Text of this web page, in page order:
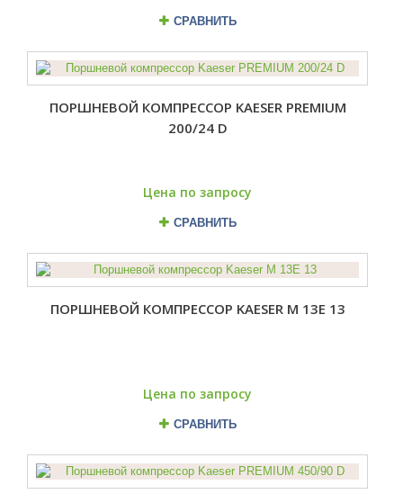
СРАВНИТЬ
ПОРШНЕВОЙ КОМПРЕССОР KAESER PREMIUM
200/24 D
Цена по запросу
СРАВНИТЬ
ПОРШНЕВОЙ КОМПРЕССОР KAESER M 13E 13
Цена по запросу
СРАВНИТЬ